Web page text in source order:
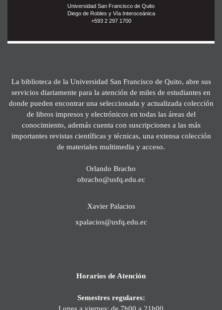
Universidad San Francisco de Quito
Diego de Robles y Vía Interoceánica
+593 2 297 1700
La biblioteca de la Universidad San Francisco de Quito, abre sus
servicios diariamente para la atención de miles de estudiantes en
donde pueden encontrar una seleccionada y actualizada colección
de libros impresos y electrónicos en todas las áreas del
conocimiento, además cuenta con suscripciones a las más
importantes revistas científicas y técnicas, una extensa colección
de materiales multimedia y acceso.
Orlando Bracho
obracho@usfq.edu.ec
Xavier Palacios
xpalacios@usfq.edu.ec
Horarios de Atención
Semestres regulares:
Lunes a viernes: de 7h00 a 21h00